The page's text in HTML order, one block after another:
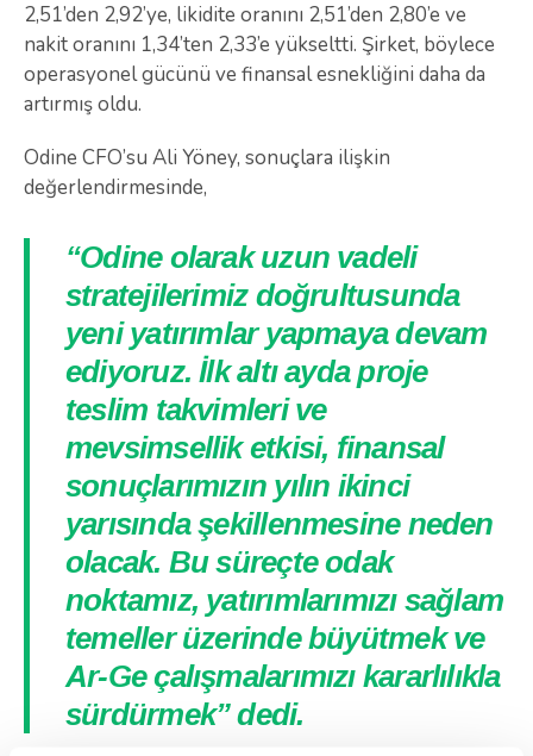
2,51’den 2,92’ye, likidite oranını 2,51’den 2,80’e ve
nakit oranını 1,34’ten 2,33’e yükseltti. Şirket, böylece
operasyonel gücünü ve finansal esnekliğini daha da
artırmış oldu.
Odine CFO’su Ali Yöney, sonuçlara ilişkin
değerlendirmesinde,
“Odine olarak uzun vadeli
stratejilerimiz doğrultusunda
yeni yatırımlar yapmaya devam
ediyoruz. İlk altı ayda proje
teslim takvimleri ve
mevsimsellik etkisi, finansal
sonuçlarımızın yılın ikinci
yarısında şekillenmesine neden
olacak. Bu süreçte odak
noktamız, yatırımlarımızı sağlam
temeller üzerinde büyütmek ve
Ar-Ge çalışmalarımızı kararlılıkla
sürdürmek” dedi.